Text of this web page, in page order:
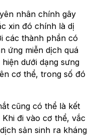
nhân chính gây
xin đó chính là dị
các thành phần có
ứng miễn dịch quá
dưới dạng sưng
cơ thể, trong số đó
cũng có thể là kết
đi vào cơ thể, vắc
sản sinh ra kháng